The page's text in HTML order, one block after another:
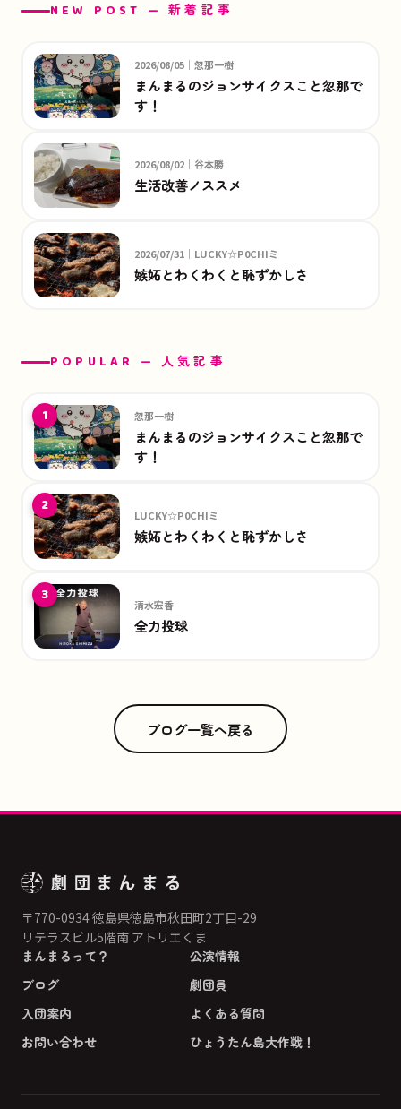
NEW POST — 新着記事
2026/08/05｜忽那一樹
まんまるのジョンサイクスこと忽那で
す！
2026/08/02｜谷本勝
生活改善ノススメ
2026/07/31｜LUCKY☆P0CHIミ
嫉妬とわくわくと恥ずかしさ
POPULAR — 人気記事
1 忽那一樹
まんまるのジョンサイクスこと忽那で
す！
2 LUCKY☆P0CHIミ
嫉妬とわくわくと恥ずかしさ
3 清水宏香
全力投球
ブログ一覧へ戻る
〒770-0934 徳島県徳島市秋田町2丁目-29
リテラスビル5階南 アトリエくま
まんまるって？
公演情報
ブログ
劇団員
入団案内
よくある質問
お問い合わせ
ひょうたん島大作戦！